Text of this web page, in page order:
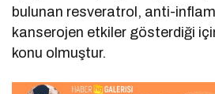
bulunan resveratrol, anti-
kanserojen etkiler gösterdiği
konu olmuştur.